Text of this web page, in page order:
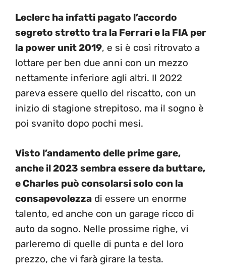
Leclerc ha infatti pagato l’accordo
segreto stretto tra la Ferrari e la FIA per
la power unit 2019, e si è così ritrovato a
lottare per ben due anni con un mezzo
nettamente inferiore agli altri. Il 2022
pareva essere quello del riscatto, con un
inizio di stagione strepitoso, ma il sogno è
poi svanito dopo pochi mesi.
Visto l’andamento delle prime gare,
anche il 2023 sembra essere da buttare,
e Charles può consolarsi solo con la
consapevolezza di essere un enorme
talento, ed anche con un garage ricco di
auto da sogno. Nelle prossime righe, vi
parleremo di quelle di punta e del loro
prezzo, che vi farà girare la testa.